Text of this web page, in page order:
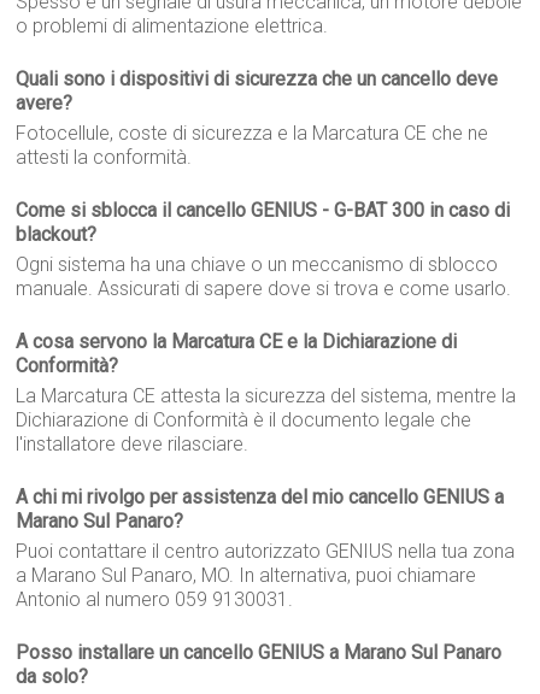
o problemi di alimentazione elettrica.
Quali sono i dispositivi di sicurezza che un cancello deve
avere?
Fotocellule, coste di sicurezza e la Marcatura CE che ne
attesti la conformità.
Come si sblocca il cancello GENIUS - G-BAT 300 in caso di
blackout?
Ogni sistema ha una chiave o un meccanismo di sblocco
manuale. Assicurati di sapere dove si trova e come usarlo.
A cosa servono la Marcatura CE e la Dichiarazione di
Conformità?
La Marcatura CE attesta la sicurezza del sistema, mentre la
Dichiarazione di Conformità è il documento legale che
l'installatore deve rilasciare.
A chi mi rivolgo per assistenza del mio cancello GENIUS a
Marano Sul Panaro?
Puoi contattare il centro autorizzato GENIUS nella tua zona
a Marano Sul Panaro, MO. In alternativa, puoi chiamare
Antonio al numero 059 9130031.
Posso installare un cancello GENIUS a Marano Sul Panaro
da solo?